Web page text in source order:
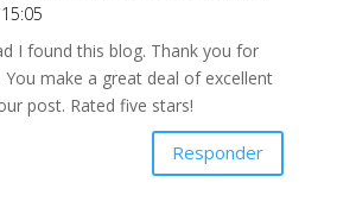
I found this blog. Thank you for
You make a great deal of excellent
post. Rated five stars!
Responder